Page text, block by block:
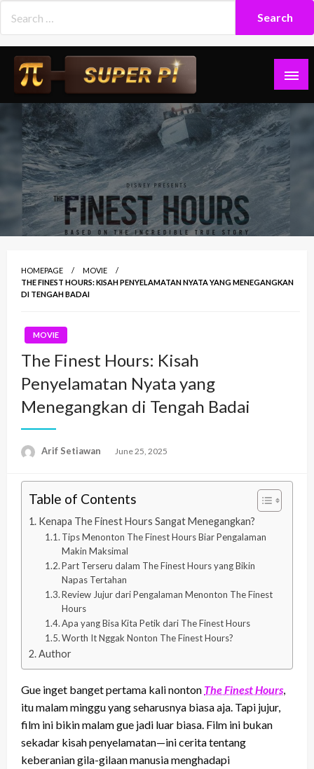
content
Superpi
HOMEPAGE
MOVIE
THE FINEST HOURS: KISAH PENYELAMATAN NYATA YANG MENEGANGKAN
DI TENGAH BADAI
MOVIE
The Finest Hours: Kisah
Penyelamatan Nyata yang
Menegangkan di Tengah Badai
Arif Setiawan
Posted
June 25, 2025
Table of Contents
Kenapa The Finest Hours Sangat Menegangkan?
Tips Menonton The Finest Hours Biar Pengalaman
Makin Maksimal
Part Terseru dalam The Finest Hours yang Bikin
Napas Tertahan
Review Jujur dari Pengalaman Menonton The Finest
Hours
Apa yang Bisa Kita Petik dari The Finest Hours
Worth It Nggak Nonton The Finest Hours?
Author
Gue inget banget pertama kali nonton The Finest Hours
itu malam minggu yang seharusnya biasa aja. Tapi jujur,
film ini bikin malam gue jadi luar biasa. Film ini bukan
sekadar kisah penyelamatan—ini cerita tentang
keberanian gila-gilaan manusia menghadapi